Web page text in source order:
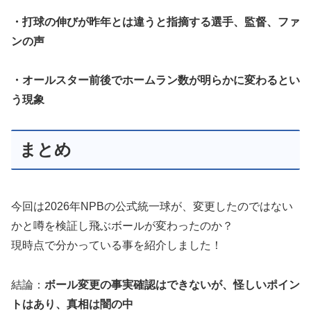
・打球の伸びが昨年とは違うと指摘する選手、監督、ファ
ンの声
・オールスター前後でホームラン数が明らかに変わるとい
う現象
まとめ
今回は2026年NPBの公式統一球が、変更したのではない
かと噂を検証し飛ぶボールが変わったのか？
現時点で分かっている事を紹介しました！
結論： ボール変更の事実確認はできないが、怪しいポイン
トはあり、真相は闇の中